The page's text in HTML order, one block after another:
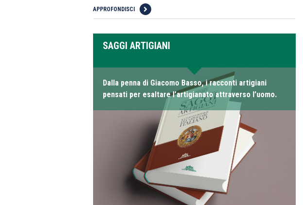
APPROFONDISCI
SAGGI ARTIGIANI
Dalla penna di Giacomo Basso, i racconti artigiani
pensati per esaltare l’artigianato attraverso l’uomo.